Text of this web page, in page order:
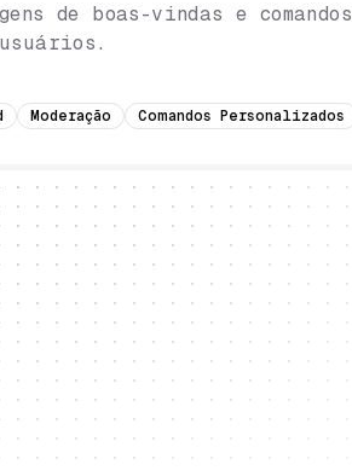
de boas-vindas e comandos
Moderação Comandos Personalizados